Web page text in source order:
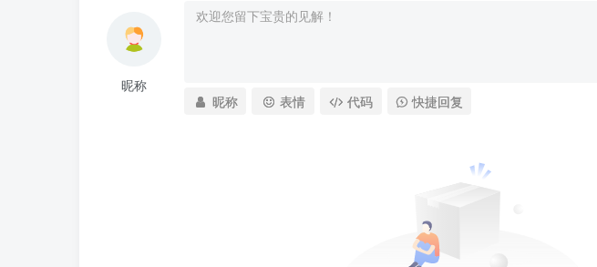
昵称
昵称 表情 代码 快捷回复